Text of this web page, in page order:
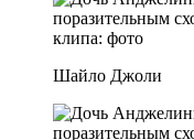
Шайло Джоли